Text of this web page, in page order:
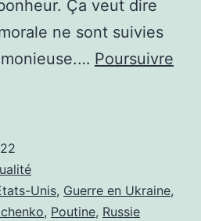
Ça veut dire
ne sont suivies
Poursuivre
Unis, Guerre en Ukraine,
, Poutine, Russie